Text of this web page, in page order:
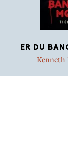
ER DU
Kenneth